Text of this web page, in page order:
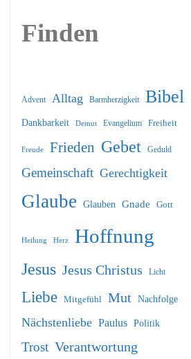
Finden
Advent Alltag Barmherzigkeit Bibel
Dankbarkeit Demut Evangelium Freiheit
Freude Frieden Gebet Geduld
Gemeinschaft Gerechtigkeit
Glaube Glauben Gnade Gott
Heilung Herz Hoffnung
Jesus Jesus Christus Licht
Liebe Mitgefühl Mut Nachfolge
Nächstenliebe Paulus Politik
Trost Verantwortung